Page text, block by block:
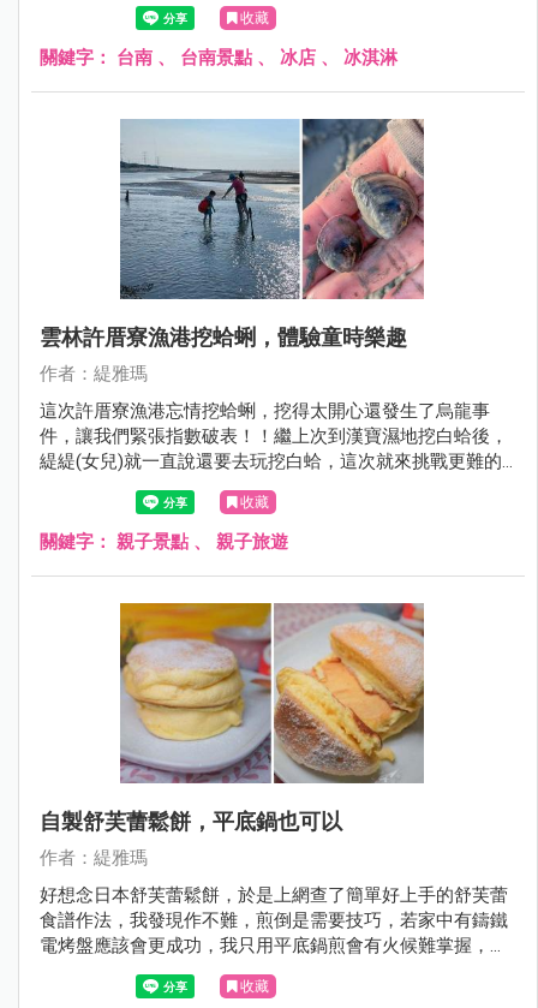
收藏
關鍵字： 台南 、 台南景點 、 冰店 、 冰淇淋
雲林許厝寮漁港挖蛤蜊，體驗童時樂趣
作者：緹雅瑪
這次許厝寮漁港忘情挖蛤蜊，挖得太開心還發生了烏龍事
件，讓我們緊張指數破表！！繼上次到漢寶濕地挖白蛤後，
緹緹(女兒)就一直說還要去玩挖白蛤，這次就來挑戰更難的
許厝寮漁港，為何會說挑戰呢！？因為緹編爬文作了好多功
課，發現許厝寮漁港的沙地前半段的泥路很難走，加上這裡
在9月中秋前後的生態更豐富，有白蛤、赤嘴、公呆，公呆
收藏
關鍵字： 親子景點 、 親子旅遊
自製舒芙蕾鬆餅，平底鍋也可以
作者：緹雅瑪
好想念日本舒芙蕾鬆餅，於是上網查了簡單好上手的舒芙蕾
食譜作法，我發現作不難，煎倒是需要技巧，若家中有鑄鐵
電烤盤應該會更成功，我只用平底鍋煎會有火候難掌握，會
造成部份微焦的色不均問題！！不選大約作到第3次，只要
小小火煎控制得好，就能煎得很美了。
收藏